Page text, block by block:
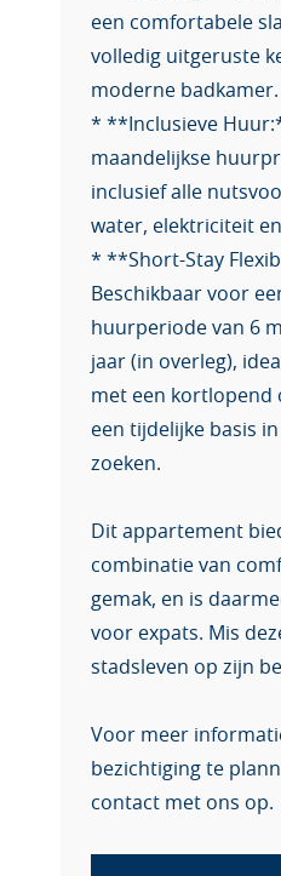
een comfortabele
volledig uitgeruste
moderne badkamer.
* **Inclusieve
maandelijkse
inclusief alle
water, elektriciteit
* **Short-Stay
Beschikbaar voor
huurperiode van 6
jaar (in overleg),
met een kortlopend
een tijdelijke basis
zoeken.
Dit appartement
combinatie van
gemak, en is
voor expats. Mis
stadsleven op zijn
Voor meer
bezichtiging te
contact met ons op.